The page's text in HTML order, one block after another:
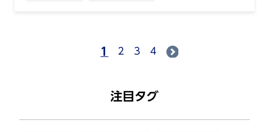
1 2 3 4
注目タグ